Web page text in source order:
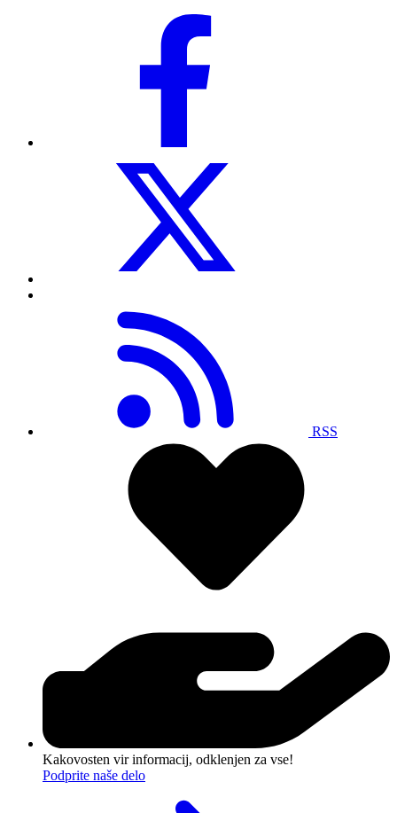
RSS
Kakovosten vir informacij, odklenjen za vse!
Podprite naše delo